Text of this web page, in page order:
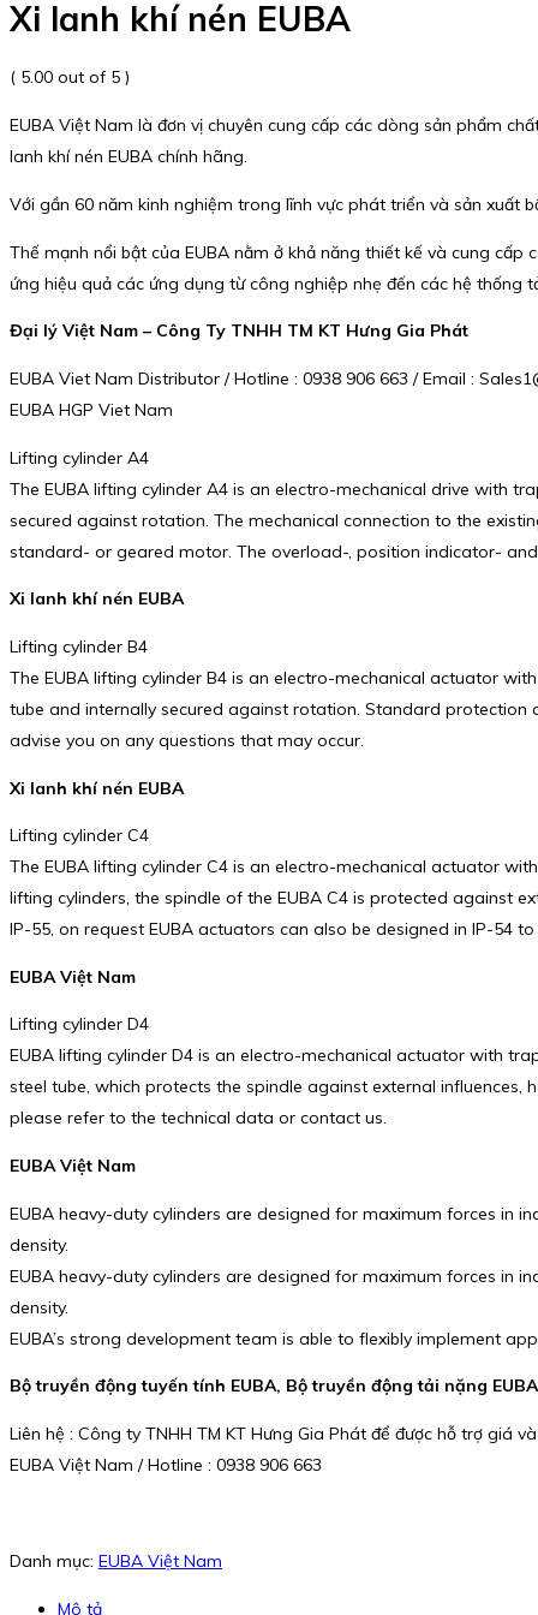
Xi lanh khí nén EUBA
( 5.00 out of 5 )
EUBA Việt Nam là đơn vị chuyên cung cấp các dòng sản phẩm
lanh khí nén EUBA chính hãng.
Với gần 60 năm kinh nghiệm trong lĩnh vực phát triển và sản xuất
Thế mạnh nổi bật của EUBA nằm ở khả năng thiết kế và cung
ứng hiệu quả các ứng dụng từ công nghiệp nhẹ đến các hệ thống
Đại lý Việt Nam – Công Ty TNHH TM KT Hưng Gia Phát
EUBA Viet Nam Distributor / Hotline : 0938 906 663 / Email :
EUBA HGP Viet Nam
Lifting cylinder A4
The EUBA lifting cylinder A4 is an electro-mechanical drive with
secured against rotation. The mechanical connection to the
standard- or geared motor. The overload-, position indicator-
Xi lanh khí nén EUBA
Lifting cylinder B4
The EUBA lifting cylinder B4 is an electro-mechanical actuator
tube and internally secured against rotation. Standard protection
advise you on any questions that may occur.
Xi lanh khí nén EUBA
Lifting cylinder C4
The EUBA lifting cylinder C4 is an electro-mechanical actuator
lifting cylinders, the spindle of the EUBA C4 is protected against
IP-55, on request EUBA actuators can also be designed in IP-54 to
EUBA Việt Nam
Lifting cylinder D4
EUBA lifting cylinder D4 is an electro-mechanical actuator with
steel tube, which protects the spindle against external
please refer to the technical data or contact us.
EUBA Việt Nam
EUBA heavy-duty cylinders are designed for maximum forces in
density.
EUBA heavy-duty cylinders are designed for maximum forces in
density.
EUBA’s strong development team is able to flexibly implement
Bộ truyền động tuyến tính EUBA, Bộ truyền động tải nặng
Liên hệ : Công ty TNHH TM KT Hưng Gia Phát để được hỗ trợ giá
EUBA Việt Nam / Hotline : 0938 906 663
Danh mục: EUBA Việt Nam
Mô tả